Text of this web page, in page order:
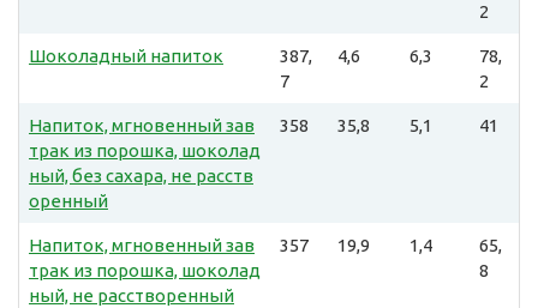
2
Шоколадный напиток
387,
7
4,6 6,3
78,
2
Напиток, мгновенный зав
трак из порошка, шоколад
ный, без сахара, не расств
оренный
358 35,8 5,1 41
Напиток, мгновенный зав
трак из порошка, шоколад
ный, не расстворенный
357 19,9 1,4
65,
8